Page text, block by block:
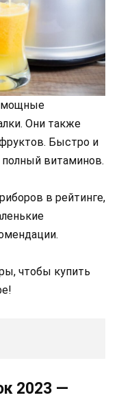
мощные
Они также
Быстро и
полный витаминов.
в рейтинге,
чтобы купить
2023 —